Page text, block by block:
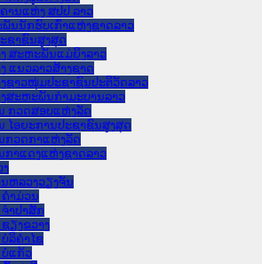
ານແຫ່ງ ສປປ ລາວ
ນນັກຮົບເກົ່າແຫ່ງຊາດລາວ
ຊາຊົນສູງສຸດ
ສະຫະພັນແມ່ຍິງລາວ
ແນວລາວສ້າງຊາດ
ຊາວໜຸ່ມປະຊາຊົນປະຕິວັດລາວ
ສະຫະພັນກຳມະບານລາວ
ກວດສອບແຫ່ງລັດ
ໄອຍະການປະຊາຊົນສູງສຸດ
ກວດກາແຫ່ງລັດ
ກາແດງແຫ່ງຊາດລາວ
ຫລວງວຽງຈັນ
ຄໍາມ່ວນ
າປາສັກ
ຽງຂວາງ
ລິຄໍາໄຊ
ບໍ່ແກ້ວ